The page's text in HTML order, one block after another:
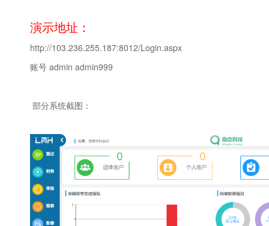
演示地址：
http://103.236.255.187:8012/Login.aspx
账号 admin admin999
部分系统截图：